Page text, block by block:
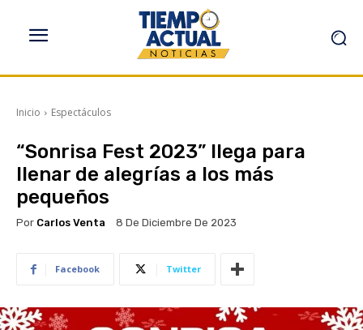
Inicio Espectáculos
“Sonrisa Fest 2023” llega para
llenar de alegrías a los más
pequeños
Por Carlos Venta 8 De Diciembre De 2023
Facebook Twitter